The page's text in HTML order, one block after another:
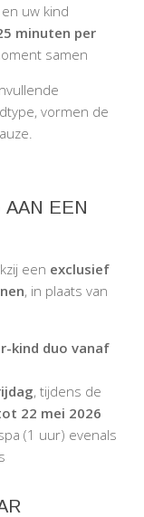
uw kind
minuten per
samen
vormen de
AAN EEN
een exclusief
, in plaats van
kind duo vanaf
, tijdens de
22 mei 2026
(1 uur) evenals